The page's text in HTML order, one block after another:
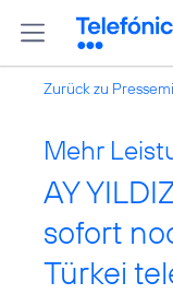
Zurück zu
Mehr
AY
sofort
Türkei